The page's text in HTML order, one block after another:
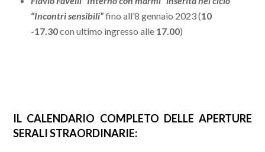
“Incontri sensibili”fino all’8 gennaio 2023 (1 0
-17.30con ultimo ingresso alle 17.00)
IL CALENDARIO COMPLETO DELLE APERTURE
SERALI STRAORDINARIE: